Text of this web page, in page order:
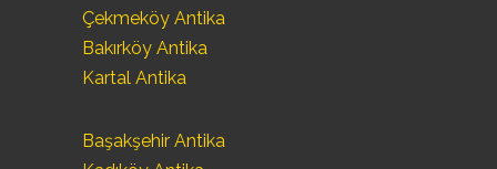
Çekmeköy Antika
Bakırköy Antika
Kartal Antika
Başakşehir Antika